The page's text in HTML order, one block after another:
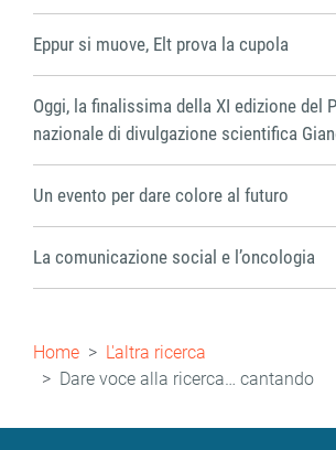
Eppur si muove, Elt prova la cupola
Oggi, la finalissima della XI edizione del
nazionale di divulgazione scientifica
Un evento per dare colore al futuro
La comunicazione social e l’oncologia
Briciole
di
pane
Home
L'altra ricerca
Dare voce alla ricerca… cantando